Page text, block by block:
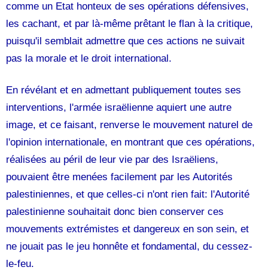
comme un Etat honteux de ses opérations défensives,
les cachant, et par là-même prêtant le flan à la critique,
puisqu'il semblait admettre que ces actions ne suivait
pas la morale et le droit international.
En révélant et en admettant publiquement toutes ses
interventions, l'armée israëlienne aquiert une autre
image, et ce faisant, renverse le mouvement naturel de
l'opinion internationale, en montrant que ces opérations,
réalisées au péril de leur vie par des Israëliens,
pouvaient être menées facilement par les Autorités
palestiniennes, et que celles-ci n'ont rien fait: l'Autorité
palestinienne souhaitait donc bien conserver ces
mouvements extrémistes et dangereux en son sein, et
ne jouait pas le jeu honnête et fondamental, du cessez-
le-feu.